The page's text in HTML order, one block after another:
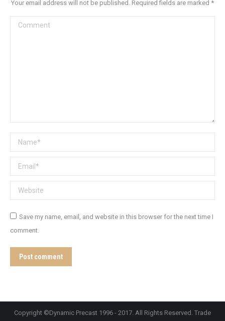
Your email address will not be published. Required fields are marked *
Comment
Name *
Email *
Website
Save my name, email, and website in this browser for the next time I
comment.
Post comment
Copyright ©Dynamic Precast 1996 - 2017. All Rights Reserved. Trade